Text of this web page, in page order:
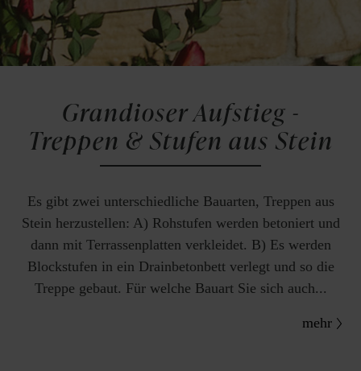
Grandioser Aufstieg -
Treppen & Stufen aus Stein
Es gibt zwei unterschiedliche Bauarten, Treppen aus
Stein herzustellen: A) Rohstufen werden betoniert und
dann mit Terrassenplatten verkleidet. B) Es werden
Blockstufen in ein Drainbetonbett verlegt und so die
Treppe gebaut. Für welche Bauart Sie sich auch...
mehr